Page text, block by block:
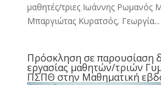
μαθητές/τριες Ιωάννης Ρωμανός
Μπαργιώτας Κυρατσός, Γεωργία...
Πρόσκληση σε παρουσίαση
εργασίας μαθητών/τριών
ΠΣΠΘ στην Μαθηματική